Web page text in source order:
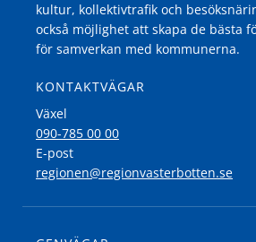
kultur, kollektivtrafik och
också möjlighet att skapa de bästa
för samverkan med kommunerna.
KONTAKTVÄGAR
Växel
090-785 00 00
E-post
regionen@regionvasterbotten.se